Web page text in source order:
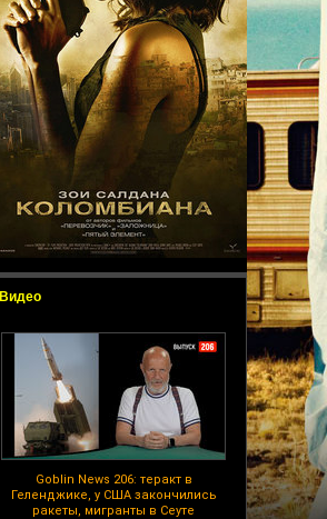
Видео
Goblin News 206: теракт в
Геленджике, у США закончились
ракеты, мигранты в Сеуте